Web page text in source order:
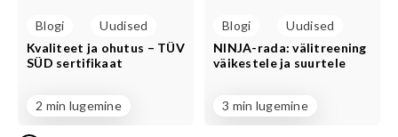
Blogi
Uudised
Kvaliteet ja ohutus – TÜV
SÜD sertifikaat
2 min lugemine
Blogi
Uudised
NINJA-rada: välitreening
väikestele ja suurtele
3 min lugemine